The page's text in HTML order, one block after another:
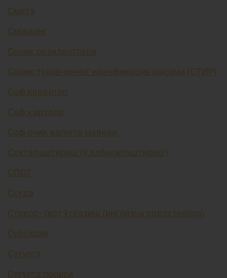
Смета
Смишинг
Солиқ резидентлари
Солиқ тўловчининг иденфикация рақами (СТИР)
Соф кредитор
Соф қарздор
Соф очиқ валюта мавқеи
Сохталаштириш (Қалбакилаштириш)
СПОТ
Ссуда
Стресс–тест ўтказиш (инглизча stress testing)
Субсидия
Суғурта
Суғурта полиси